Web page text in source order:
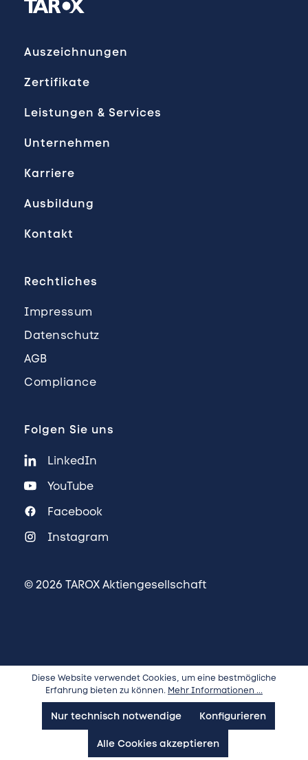
Auszeichnungen
Zertifikate
Leistungen & Services
Unternehmen
Karriere
Ausbildung
Kontakt
Rechtliches
Impressum
Datenschutz
AGB
Compliance
Folgen Sie uns
LinkedIn
YouTube
Facebook
Instagram
© 2026 TAROX Aktiengesellschaft
Diese Website verwendet Cookies, um eine bestmögliche
Erfahrung bieten zu können. Mehr Informationen ...
Nur technisch notwendige Konfigurieren
Alle Cookies akzeptieren